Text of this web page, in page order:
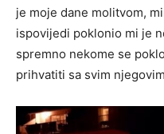
je moje dane molitvom,
ispovijedi poklonio mi je
spremno nekome se
prihvatiti sa svim